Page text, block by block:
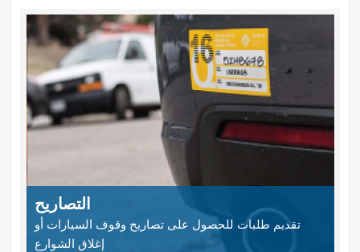
التصاريح
تقديم طلبات للحصول على تصاريح وقوف السيارات أو
إغلاق الشوارع